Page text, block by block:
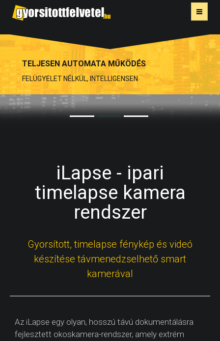
SZOLGÁLTATÁS
JELLEMZŐK
ALKALMAZÁSI TERÜLET
AI KÉPFELDOLGOZÁS
FELHŐALAPÚ TÁROLÁS ÉS MEGOSZTÁS
BIZTONSÁGOS HOZZÁFÉRÉS BÁRHONNAN
iLapse - ipari
timelapse kamera
rendszer
Gyorsított, timelapse fénykép és videó
készítése távmenedzselhető smart
kamerával
Az iLapse egy olyan, hosszú távú dokumentálásra
fejlesztett okoskamera-rendszer, amely extrém